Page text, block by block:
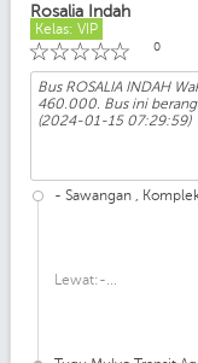
Rosalia Indah
Kelas: VIP
☆
☆
☆
☆
☆ 0
Bus ROSALIA INDAH
460.000. Bus ini
(2024-01-15 07:29:59)
- Sawangan ,
Lewat:-...